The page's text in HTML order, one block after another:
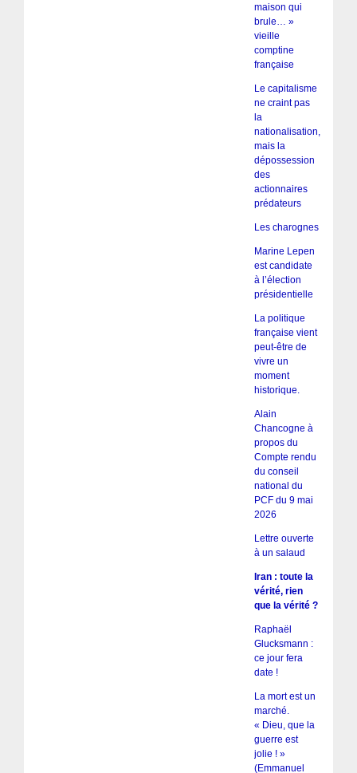
maison qui
brule… »
vieille
comptine
française
Le capitalisme
ne craint pas
la
nationalisation,
mais la
dépossession
des
actionnaires
prédateurs
Les charognes
Marine Lepen
est candidate
à l’élection
présidentielle
La politique
française vient
peut-être de
vivre un
moment
historique.
Alain
Chancogne à
propos du
Compte rendu
du conseil
national du
PCF du 9 mai
2026
Lettre ouverte
à un salaud
Iran : toute la
vérité, rien
que la vérité ?
Raphaël
Glucksmann :
ce jour fera
date !
La mort est un
marché.
« Dieu, que la
guerre est
jolie ! »
(Emmanuel